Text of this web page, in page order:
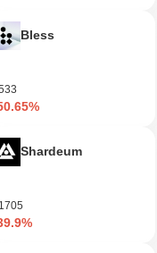
(ETH)
Bless
Shardeum